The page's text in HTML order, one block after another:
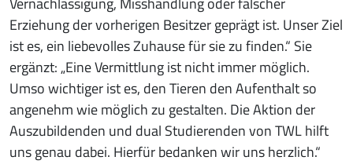
Erziehung der vorherigen Besitzer geprägt ist. Unser Ziel
ist es, ein liebevolles Zuhause für sie zu finden.“ Sie
ergänzt: „Eine Vermittlung ist nicht immer möglich.
Umso wichtiger ist es, den Tieren den Aufenthalt so
angenehm wie möglich zu gestalten. Die Aktion der
Auszubildenden und dual Studierenden von TWL hilft
uns genau dabei. Hierfür bedanken wir uns herzlich.“